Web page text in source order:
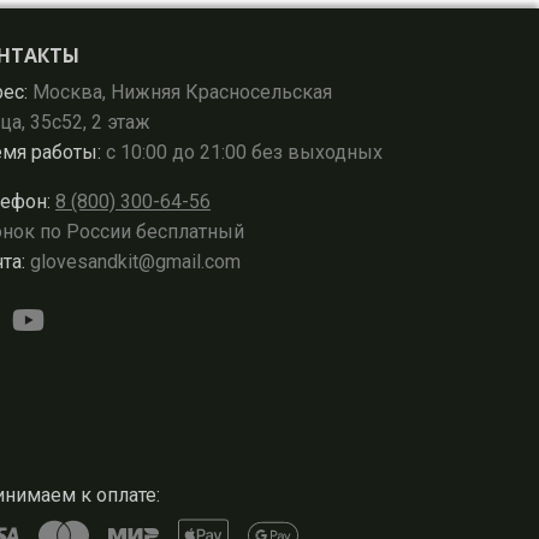
Москва, Нижняя Красносельская
35с52, 2 этаж
работы: с 10:00 до 21:00 без выходных
8 (800) 300-64-56
по России бесплатный
glovesandkit@gmail.com
к оплате: